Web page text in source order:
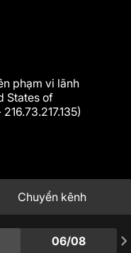
phạm vi lãnh
States of
Chuyển kênh
06/08
Very Cavallari
- The Kelly